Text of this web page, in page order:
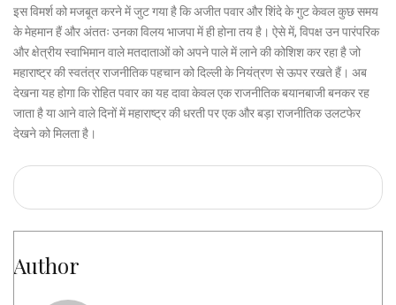
इस विमर्श को मजबूत करने में जुट गया है कि अजीत पवार और शिंदे के गुट केवल कुछ समय
के मेहमान हैं और अंततः उनका विलय भाजपा में ही होना तय है। ऐसे में, विपक्ष उन पारंपरिक
और क्षेत्रीय स्वाभिमान वाले मतदाताओं को अपने पाले में लाने की कोशिश कर रहा है जो
महाराष्ट्र की स्वतंत्र राजनीतिक पहचान को दिल्ली के नियंत्रण से ऊपर रखते हैं। अब
देखना यह होगा कि रोहित पवार का यह दावा केवल एक राजनीतिक बयानबाजी बनकर रह
जाता है या आने वाले दिनों में महाराष्ट्र की धरती पर एक और बड़ा राजनीतिक उलटफेर
देखने को मिलता है।
Author